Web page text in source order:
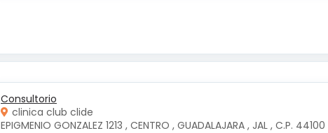
Consultorio
clinica club clide
EPIGMENIO GONZALEZ 1213 , CENTRO , GUADALAJARA , JAL , C.P. 44100